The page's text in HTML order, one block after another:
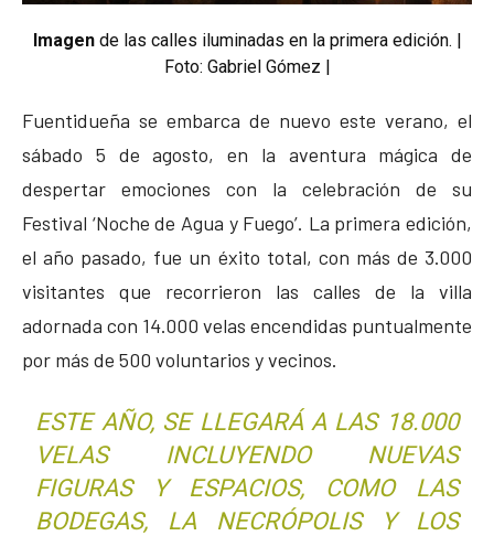
Imagende las calles iluminadas en la primera edición. |
Foto: Gabriel Gómez |
Fuentidueña se embarca de nuevo este verano, el
sábado 5 de agosto, en la aventura mágica de
despertar emociones con la celebración de su
Festival ‘Noche de Agua y Fuego’. La primera edición,
el año pasado, fue un éxito total, con más de 3.000
visitantes que recorrieron las calles de la villa
adornada con 14.000 velas encendidas puntualmente
por más de 500 voluntarios y vecinos.
ESTE AÑO, SE LLEGARÁ A LAS 18.000
VELAS INCLUYENDO NUEVAS
FIGURAS Y ESPACIOS, COMO LAS
BODEGAS, LA NECRÓPOLIS Y LOS